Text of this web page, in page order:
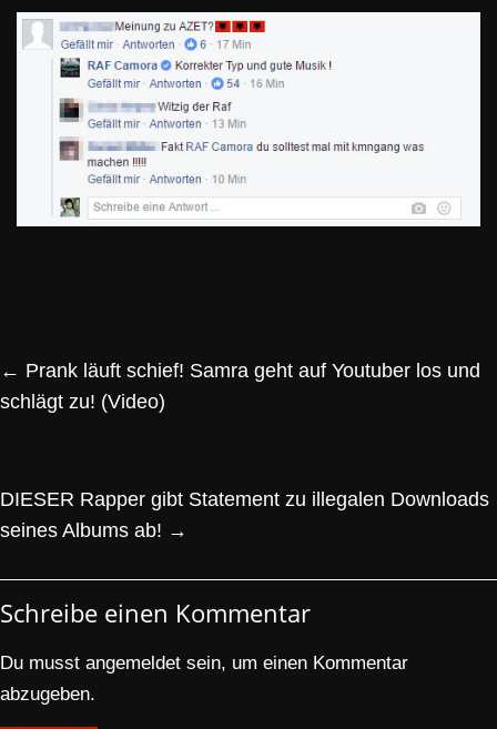
← Prank läuft schief! Samra geht auf Youtuber los und
schlägt zu! (Video)
DIESER Rapper gibt Statement zu illegalen Downloads
seines Albums ab! →
Schreibe einen Kommentar
Du musst angemeldet sein, um einen Kommentar
abzugeben.